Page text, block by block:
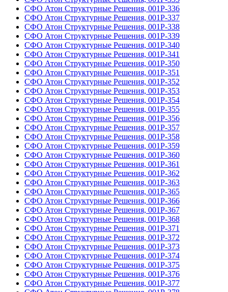
СФО Атон Структурные Решения, 001Р-336
СФО Атон Структурные Решения, 001Р-337
СФО Атон Структурные Решения, 001Р-338
СФО Атон Структурные Решения, 001Р-339
СФО Атон Структурные Решения, 001Р-340
СФО Атон Структурные Решения, 001Р-341
СФО Атон Структурные Решения, 001Р-350
СФО Атон Структурные Решения, 001Р-351
СФО Атон Структурные Решения, 001Р-352
СФО Атон Структурные Решения, 001Р-353
СФО Атон Структурные Решения, 001Р-354
СФО Атон Структурные Решения, 001Р-355
СФО Атон Структурные Решения, 001Р-356
СФО Атон Структурные Решения, 001Р-357
СФО Атон Структурные Решения, 001Р-358
СФО Атон Структурные Решения, 001Р-359
СФО Атон Структурные Решения, 001Р-360
СФО Атон Структурные Решения, 001Р-361
СФО Атон Структурные Решения, 001Р-362
СФО Атон Структурные Решения, 001Р-363
СФО Атон Структурные Решения, 001Р-365
СФО Атон Структурные Решения, 001Р-366
СФО Атон Структурные Решения, 001Р-367
СФО Атон Структурные Решения, 001Р-368
СФО Атон Структурные Решения, 001Р-371
СФО Атон Структурные Решения, 001Р-372
СФО Атон Структурные Решения, 001Р-373
СФО Атон Структурные Решения, 001Р-374
СФО Атон Структурные Решения, 001Р-375
СФО Атон Структурные Решения, 001Р-376
СФО Атон Структурные Решения, 001Р-377